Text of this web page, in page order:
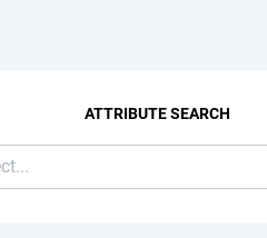
ATTRIBUTE SEARCH